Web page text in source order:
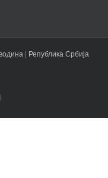
| Република Србија
YouTube